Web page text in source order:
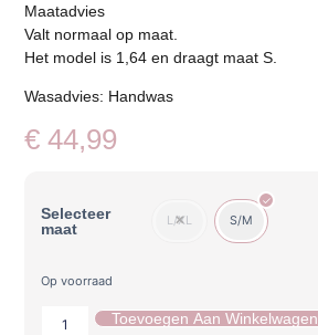
Maatadvies
Valt normaal op maat.
Het model is 1,64 en draagt maat S.
Wasadvies: Handwas
€ 44,99
Selecteer
maat
L/XL S/M
Op voorraad
Toevoegen Aan Winkelwagen